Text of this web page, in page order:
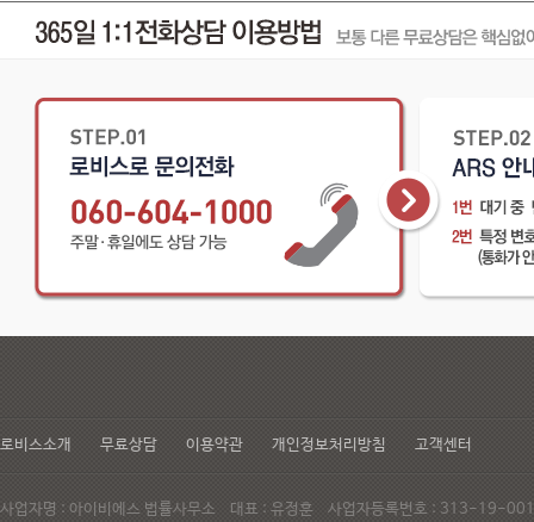
로비스소개 무료상담 이용약관 개인정보처리방침 고객센터
사업자명 : 아이비에스 법률사무소 대표 : 유정훈 사업자등록번호 : 313-19-